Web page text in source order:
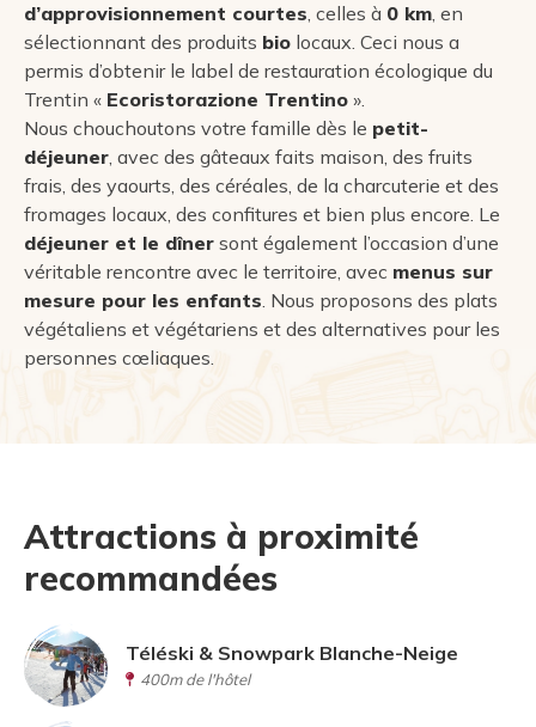
d’approvisionnement courtes , celles à 0 km , en
sélectionnant des produits bio locaux. Ceci nous a
permis d’obtenir le label de restauration écologique du
Trentin « Ecoristorazione Trentino ».
Nous chouchoutons votre famille dès le petit-
déjeuner , avec des gâteaux faits maison, des fruits
frais, des yaourts, des céréales, de la charcuterie et des
fromages locaux, des confitures et bien plus encore. Le
déjeuner et le dîner sont également l’occasion d’une
véritable rencontre avec le territoire, avec menus sur
mesure pour les enfants . Nous proposons des plats
végétaliens et végétariens et des alternatives pour les
personnes cœliaques.
Attractions à proximité
recommandées
Téléski & Snowpark Blanche-Neige
400m de l'hôtel